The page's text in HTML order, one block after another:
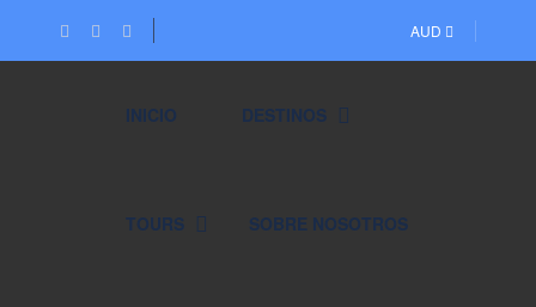
AUD
INICIO DESTINOS
TOURS SOBRE NOSOTROS